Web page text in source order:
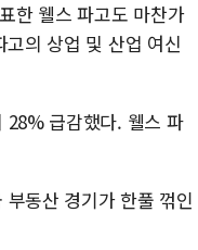
한 웰스 파고도 마찬가
의 상업 및 산업 여신
28% 급감했다. 웰스 파
동산 경기가 한풀 꺾인